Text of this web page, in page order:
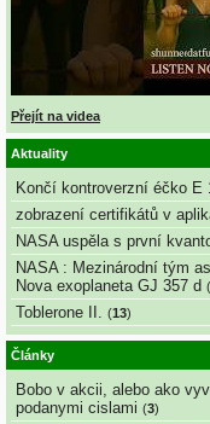
Přejít na videa
Aktuality
Končí kontroverzní éčko E
zobrazení certifikátů v
NASA uspěla s první
NASA : Mezinárodní tým
Nova exoplaneta GJ 357 d (
Toblerone II. (13)
Články
Bobo v akcii, alebo ako
podanymi cislami (3)